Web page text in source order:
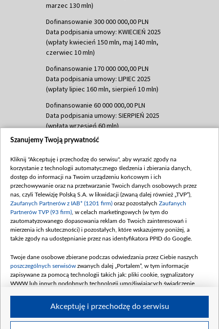
marzec 130 mln)
Dofinansowanie 300 000 000,00 PLN
Data podpisania umowy: KWIECIEŃ 2025
(wpłaty kwiecień 150 mln, maj 140 mln,
czerwiec 10 mln)
Dofinansowanie 170 000 000,00 PLN
Data podpisania umowy: LIPIEC 2025
(wpłaty lipiec 160 mln, sierpień 10 mln)
Dofinansowanie 60 000 000,00 PLN
Data podpisania umowy: SIERPIEŃ 2025
(wpłata wrzesień 60 mln)
Dofinansowanie 635 783 051,21 PLN
(wpłata wrzesień 100 mln, październik 350
mln, listopad 265 mln)
Dofinansowanie 48 862 000,00 PLN
Data podpisania umowy: GRUDZIEŃ 2025
(wpłata grudzień 60,548 mln)
Dofinansowanie 900 000 000,00 PLN
Data podpisania umowy: LUTY 2026 (wpłata
kwiecień 180 mln, 7 maja 180 mln, 8
czerwca 90 mln)
Dofinansowanie 250 000 000,00 PLN
4 sierpnia 250 mln
Szanujemy Twoją prywatność
Kliknij "Akceptuję i przechodzę do serwisu", aby wyrazić zgody na
korzystanie z technologii automatycznego śledzenia i zbierania danych,
dostęp do informacji na Twoim urządzeniu końcowym i ich
przechowywanie oraz na przetwarzanie Twoich danych osobowych przez
nas, czyli Telewizję Polską S.A. w likwidacji (zwaną dalej również „TVP”),
Zaufanych Partnerów z IAB* (1201 firm) oraz pozostałych Zaufanych
Partnerów TVP (93 firm) , w celach marketingowych (w tym do
zautomatyzowanego dopasowania reklam do Twoich zainteresowań i
mierzenia ich skuteczności) i pozostałych, które wskazujemy poniżej, a
także zgody na udostępnianie przez nas identyfikatora PPID do Google.
Twoje dane osobowe zbierane podczas odwiedzania przez Ciebie naszych
poszczególnych serwisów zwanych dalej „Portalem”, w tym informacje
zapisywane za pomocą technologii takich jak: pliki cookie, sygnalizatory
WWW lub innych podobnych technologii umożliwiających świadczenie
Akceptuję i przechodzę do serwisu